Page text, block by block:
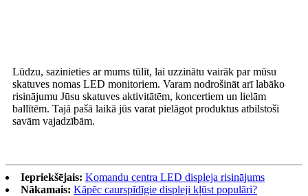
Lūdzu, sazinieties ar mums tūlīt, lai uzzinātu vairāk par mūsu
skatuves nomas LED monitoriem. Varam nodrošināt arī labāko
risinājumu Jūsu skatuves aktivitātēm, koncertiem un lielām
ballītēm. Tajā pašā laikā jūs varat pielāgot produktus atbilstoši
savām vajadzībām.
Iepriekšējais: Komandu centra LED displeja risinājums
Nākamais: Kāpēc caurspīdīgie displeji kļūst populāri?